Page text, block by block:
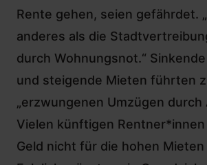
Rente gehen, seien gefährdet.
anderes als die
durch Wohnungsnot.“
und steigende Mieten führten
„erzwungenen Umzügen durch
Vielen künftigen
Geld nicht für die hohen